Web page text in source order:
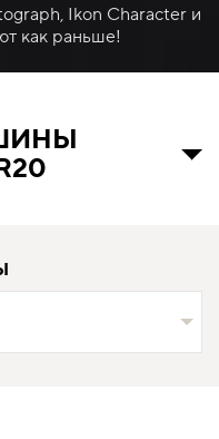
Ikon Character и
как раньше!